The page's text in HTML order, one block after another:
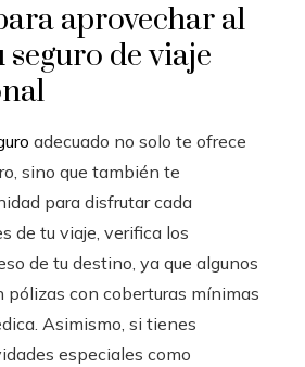
aprovechar al
de viaje
adecuado no solo te ofrece
sino que también te
para disfrutar cada
de tu viaje, verifica los
de tu destino, ya que algunos
pólizas con coberturas mínimas
Asimismo, si tienes
especiales como